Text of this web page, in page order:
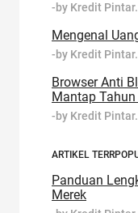
-by Kredit Pintar.
Mengenal
-by Kredit Pintar.
Browser Anti
Mantap Tahun
-by Kredit Pintar.
ARTIKEL
Panduan
Merek